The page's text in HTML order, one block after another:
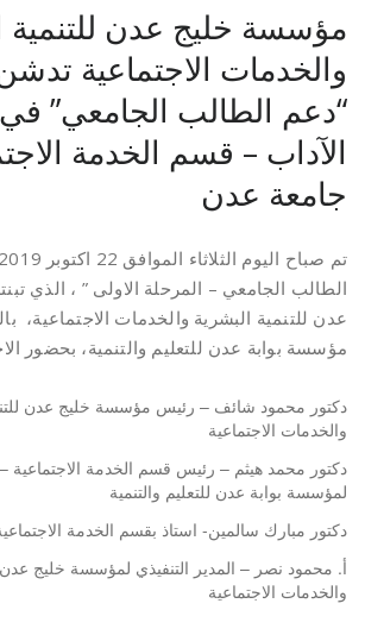
مؤسسة خليج عدن للتنمية
والخدمات الاجتماعية
“دعم الطالب الجامعي” في
الآداب – قسم الخدمة
جامعة عدن
الطالب الجامعي – المرحلة الاولى ” ، الذي
عدن للتنمية البشرية والخدمات الاجتماعية،
مؤسسة بوابة عدن للتعليم والتنمية، بحضور
دكتور محمود شائف – رئيس مؤسسة خليج عدن
والخدمات الاجتماعية
دكتور محمد هيثم – رئيس قسم الخدمة الاجتماعية –
لمؤسسة بوابة عدن للتعليم والتنمية
دكتور مبارك سالمين- استاذ بقسم الخدمة
أ. محمود نصر – المدير التنفيذي لمؤسسة خليج عدن
والخدمات الاجتماعية